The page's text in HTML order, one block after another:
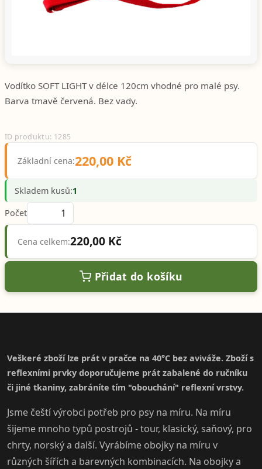
Vodítko SOFT LIGHT v délce 120cm vhodné pro malé psy.
Barva tmavě červená. Bez vady.
ID produktu: 1285
Základní cena:220,00 Kč
Skladem kusů:1
Počet
Cena celkem:220,00 Kč
Přidat do košíku
Veškeré zboží lze prát v pračce na 40°C bez aviváže. Zboží s
reflexními prvky doporučujeme prát zabalené do ručníku
či jiné tkaniny, zabráníte tím "obouchání" reflexní vrstvy.
Jsme čeští výrobci potřeb pro psy na míru. Na míru
šijeme mnoho typů postrojů - tour, klasický, saňový, pro
chrty, norský a další. Vyrábíme obojky na míru v
různých šířích a barevných kombinacích. Na obojky a